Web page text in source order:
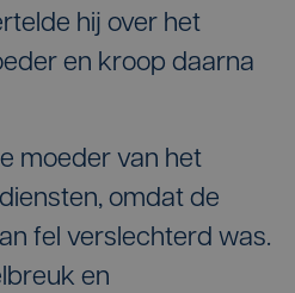
hij over het
en kroop daarna
moeder van het
omdat de
fel verslechterd was.
en